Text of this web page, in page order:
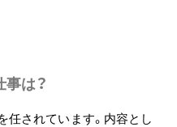
事は？
任されています。内容とし